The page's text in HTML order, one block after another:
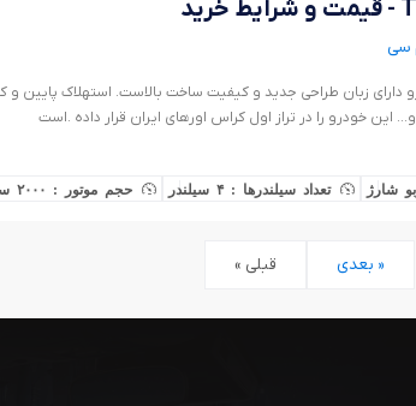
سی تی۸ خودرو دارای زبان طراحی جدید و کیفیت ساخت بالاست. استهلاک
این خودرو را در تراز اول کراس اورهای ایران قرار داده .است
شارژ تعداد سیلندرها : ۴ سیلندر حجم موتور : ۲۰۰۰ سی سی
« قبلی بعدی »